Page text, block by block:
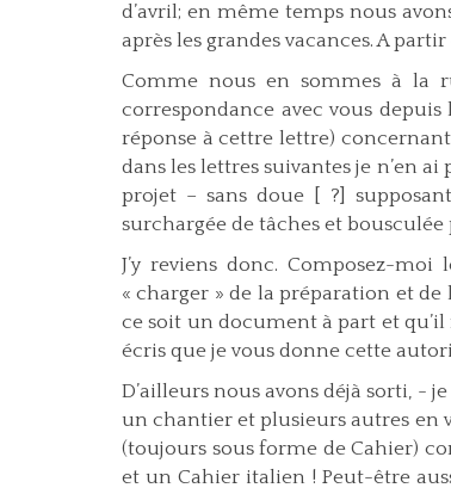
d’avril; en même temps nous
après les grandes vacances. A
Comme nous en sommes à la
correspondance avec vous depuis
réponse à cettre lettre)
dans les lettres suivantes je n’en
projet – sans doue [ ?]
surchargée de tâches et
J’y reviens donc. Composez-
« charger » de la préparation et
ce soit un document à part et
écris que je vous donne cette
D’ailleurs nous avons déjà sorti, -
un chantier et plusieurs autres en
(toujours sous forme de Cahier)
et un Cahier ita­lien ! Peut-être